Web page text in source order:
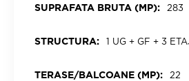
SUPRAFATA BRUTA (MP): 283
STRUCTURA: 1 UG + GF + 3
TERASE/BALCOANE (MP): 22